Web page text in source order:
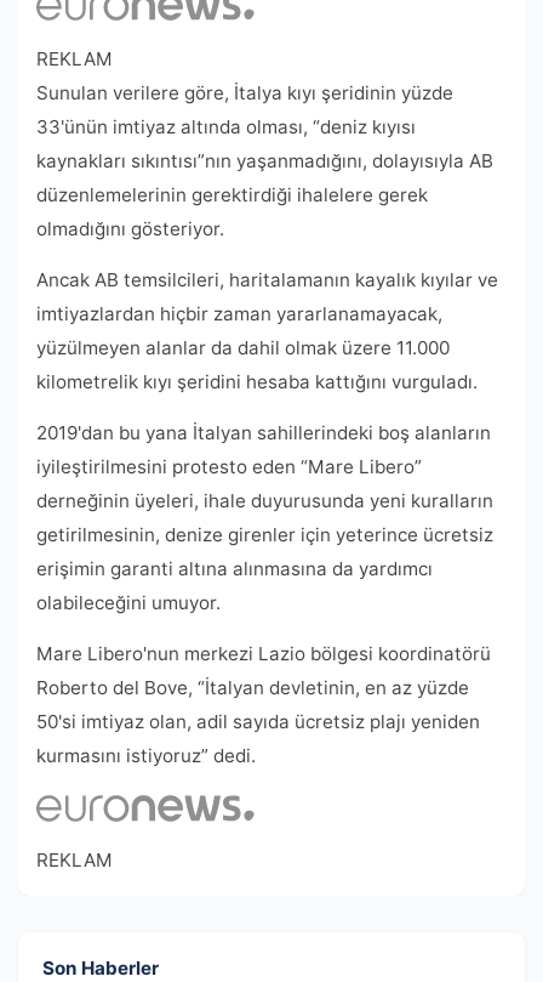
REKLAM
Sunulan verilere göre, İtalya kıyı şeridinin yüzde
33'ünün imtiyaz altında olması, “deniz kıyısı
kaynakları sıkıntısı”nın yaşanmadığını, dolayısıyla AB
düzenlemelerinin gerektirdiği ihalelere gerek
olmadığını gösteriyor.
Ancak AB temsilcileri, haritalamanın kayalık kıyılar ve
imtiyazlardan hiçbir zaman yararlanamayacak,
yüzülmeyen alanlar da dahil olmak üzere 11.000
kilometrelik kıyı şeridini hesaba kattığını vurguladı.
2019'dan bu yana İtalyan sahillerindeki boş alanların
iyileştirilmesini protesto eden “Mare Libero”
derneğinin üyeleri, ihale duyurusunda yeni kuralların
getirilmesinin, denize girenler için yeterince ücretsiz
erişimin garanti altına alınmasına da yardımcı
olabileceğini umuyor.
Mare Libero'nun merkezi Lazio bölgesi koordinatörü
Roberto del Bove, “İtalyan devletinin, en az yüzde
50'si imtiyaz olan, adil sayıda ücretsiz plajı yeniden
kurmasını istiyoruz” dedi.
REKLAM
Son Haberler